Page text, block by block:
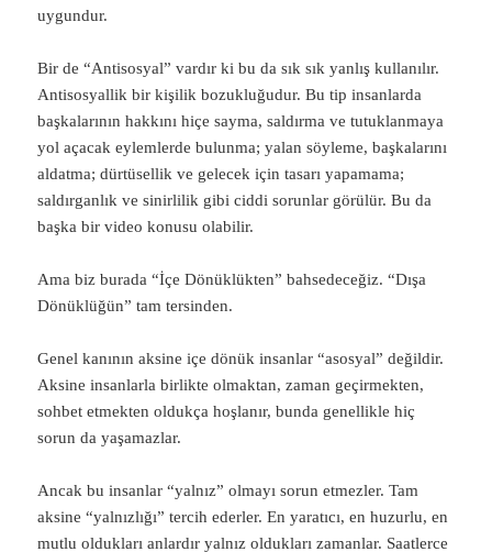
uygundur.
Bir de “Antisosyal” vardır ki bu da sık sık yanlış kullanılır.
Antisosyallik bir kişilik bozukluğudur. Bu tip insanlarda
başkalarının hakkını hiçe sayma, saldırma ve tutuklanmaya
yol açacak eylemlerde bulunma; yalan söyleme, başkalarını
aldatma; dürtüsellik ve gelecek için tasarı yapamama;
saldırganlık ve sinirlilik gibi ciddi sorunlar görülür. Bu da
başka bir video konusu olabilir.
Ama biz burada “İçe Dönüklükten” bahsedeceğiz. “Dışa
Dönüklüğün” tam tersinden.
Genel kanının aksine içe dönük insanlar “asosyal” değildir.
Aksine insanlarla birlikte olmaktan, zaman geçirmekten,
sohbet etmekten oldukça hoşlanır, bunda genellikle hiç
sorun da yaşamazlar.
Ancak bu insanlar “yalnız” olmayı sorun etmezler. Tam
aksine “yalnızlığı” tercih ederler. En yaratıcı, en huzurlu, en
mutlu oldukları anlardır yalnız oldukları zamanlar. Saatlerce